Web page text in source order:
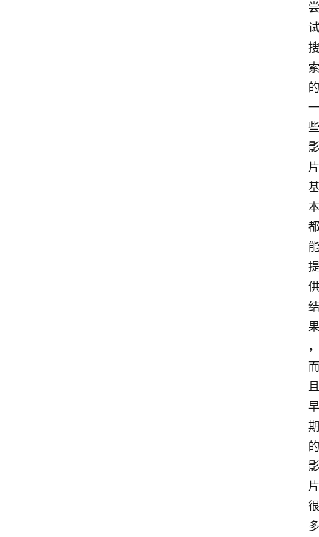
尝
试
搜
索
的
一
些
影
片
基
本
都
能
提
供
结
果
，
而
且
早
期
的
影
片
很
多